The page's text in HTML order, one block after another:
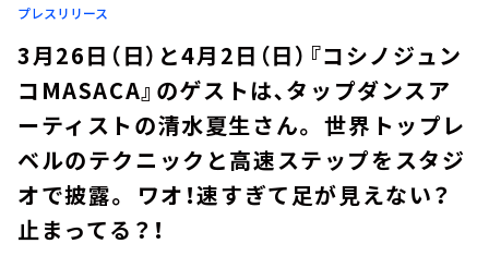
今日の番組表
週間番組表
プレスリリース
3月26日（日）と4月2日（日）『コシノジュン
コMASACA』のゲストは､タップダンスア
ーティストの清水夏生さん。 世界トップレ
ベルのテクニックと高速ステップをスタジ
オで披露。 ワオ！速すぎて足が見えない？
止まってる？！